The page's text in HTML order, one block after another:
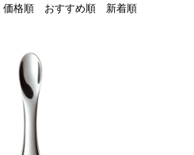
価格順 おすすめ順 新着順